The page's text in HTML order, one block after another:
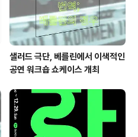
샐러드 극단, 베를린에서 이색적인
공연 워크숍 쇼케이스 개최